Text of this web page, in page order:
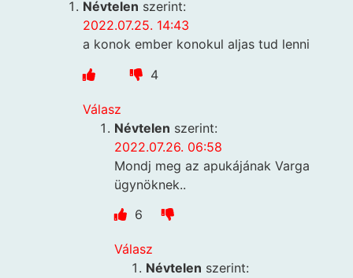
Névtelen szerint:
2022.07.25. 14:43
a konok ember konokul aljas tud lenni
4
Válasz
Névtelen szerint:
2022.07.26. 06:58
Mondj meg az apukájának Varga
ügynöknek..
6
Válasz
Névtelen szerint: